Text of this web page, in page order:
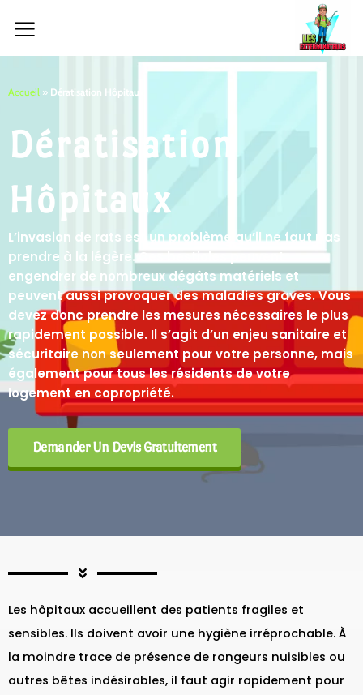
Accueil » Dératisation Hôpitaux
Dératisation
Hôpitaux
L’invasion de rats est un problème qu’il ne faut pas
prendre à la légère. Ces bestioles peuvent
engendrer de nombreux dégâts matériels et
peuvent aussi provoquer des maladies graves. Vous
devez donc prendre les mesures nécessaires le plus
rapidement possible. Il s’agit d’un enjeu sanitaire et
sécuritaire non seulement pour votre personne, mais
également pour tous les résidents de votre
logement en copropriété.
Demander Un Devis Gratuitement
Les hôpitaux accueillent des patients fragiles et
sensibles. Ils doivent avoir une hygiène irréprochable. À
la moindre trace de présence de rongeurs nuisibles ou
autres bêtes indésirables, il faut agir rapidement pour